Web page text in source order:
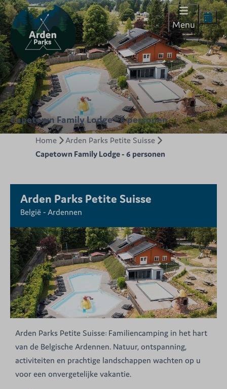
Menu
Capetown Family Lodge - 6 personen
Home
Arden Parks Petite Suisse
Capetown Family Lodge - 6 personen
Arden Parks Petite Suisse
België - Ardennen
Arden Parks Petite Suisse: Familiencamping in het hart
van de Belgische Ardennen. Natuur, ontspanning,
activiteiten en prachtige landschappen wachten op u
voor een onvergetelijke vakantie.